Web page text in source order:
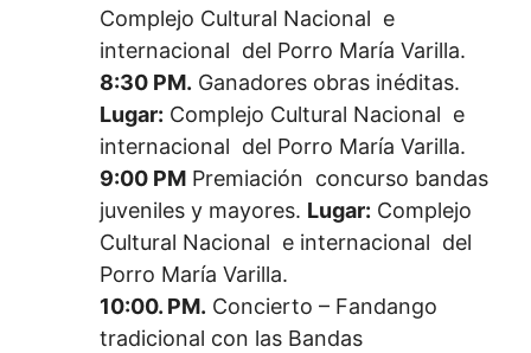
Complejo Cultural Nacional e
internacional del Porro María Varilla.
8:30 PM. Ganadores obras inéditas.
Lugar: Complejo Cultural Nacional e
internacional del Porro María Varilla.
9:00 PM Premiación concurso bandas
juveniles y mayores. Lugar: Complejo
Cultural Nacional e internacional del
Porro María Varilla.
10:00. PM. Concierto – Fandango
tradicional con las Bandas